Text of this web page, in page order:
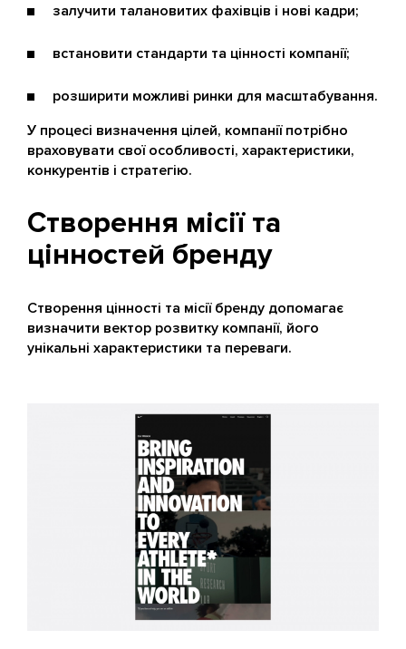
залучити талановитих фахівців і нові кадри;
встановити стандарти та цінності компанії;
розширити можливі ринки для масштабування.
У процесі визначення цілей, компанії потрібно
враховувати свої особливості, характеристики,
конкурентів і стратегію.
Створення місії та
цінностей бренду
Створення цінності та місії бренду допомагає
визначити вектор розвитку компанії, його
унікальні характеристики та переваги.